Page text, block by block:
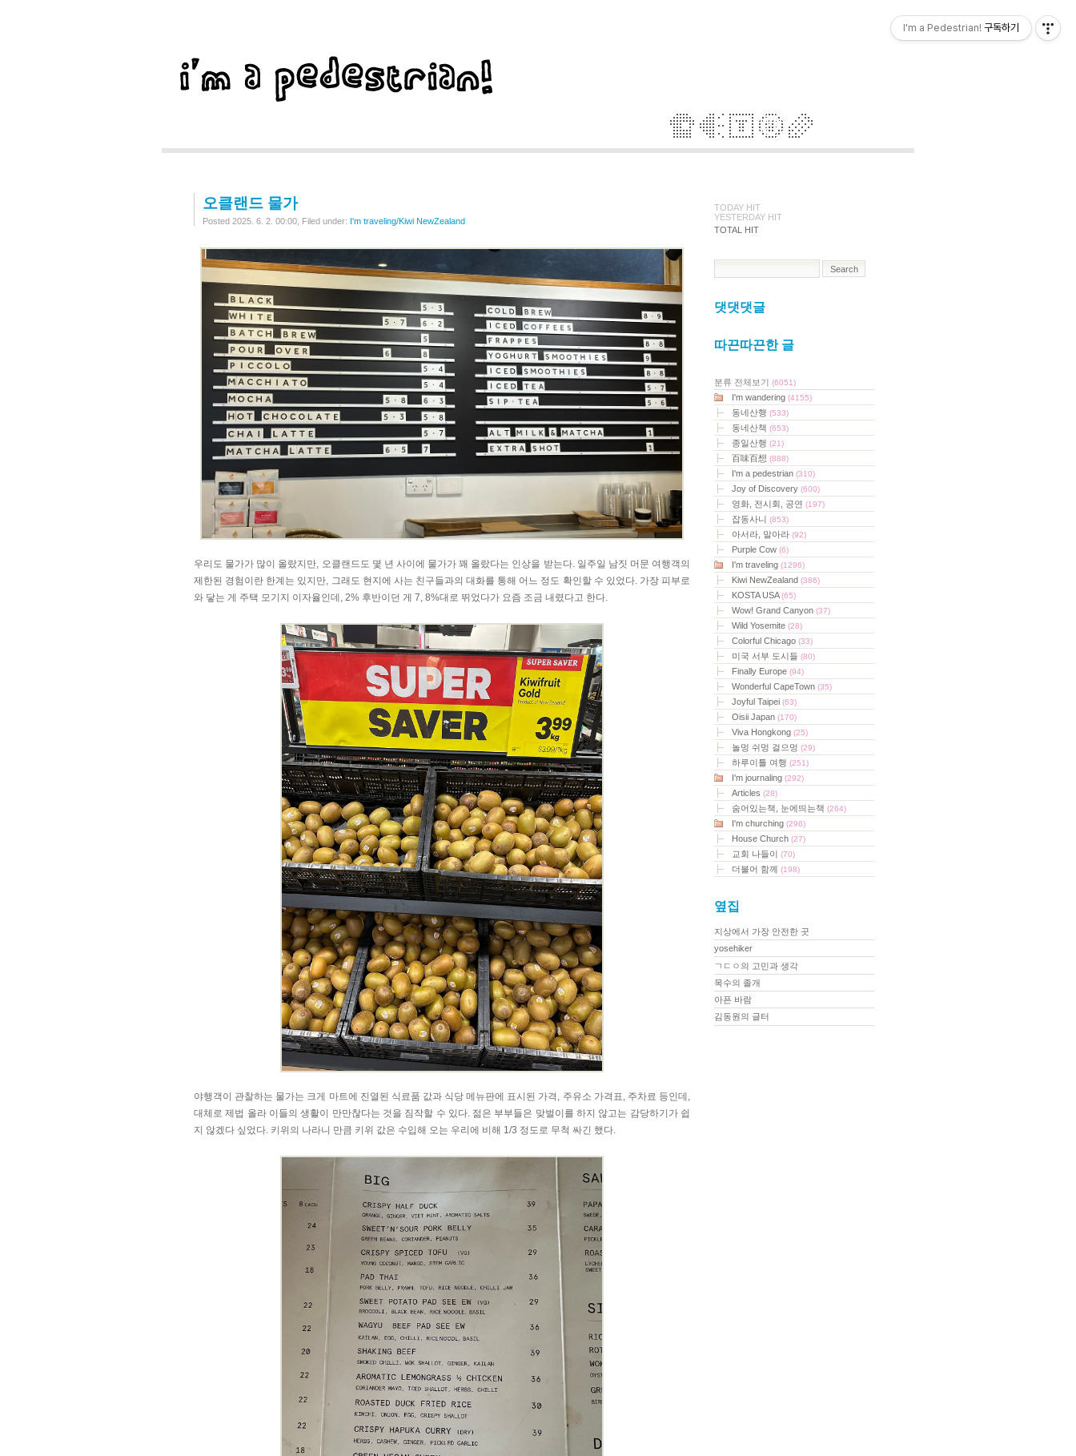
오클랜드 물가
Posted 2025. 6. 2. 00:00, Filed under: I'm traveling/Kiwi NewZealand
우리도 물가가 많이 올랐지만, 오클랜드도 몇 년 사이에 물가가 꽤 올랐다는 인상을 받는다. 일주일 남짓 머문 여행객의
제한된 경험이란 한계는 있지만, 그래도 현지에 사는 친구들과의 대화를 통해 어느 정도 확인할 수 있었다. 가장 피부로
와 닿는 게 주택 모기지 이자율인데, 2% 후반이던 게 7, 8%대로 뛰었다가 요즘 조금 내렸다고 한다.
야행객이 관찰하는 물가는 크게 마트에 진열된 식료품 값과 식당 메뉴판에 표시된 가격, 주유소 가격표, 주차료 등인데,
대체로 제법 올라 이들의 생활이 만만찮다는 것을 짐작할 수 있다. 젊은 부부들은 맞벌이를 하지 않고는 감당하기가 쉽
지 않겠다 싶었다. 키위의 나라니 만큼 키위 값은 수입해 오는 우리에 비해 1/3 정도로 무척 싸긴 했다.
TODAY HIT
YESTERDAY HIT
TOTAL HIT
댓댓댓글
따끈따끈한 글
분류 전체보기 (6051)
I'm wandering (4155)
동네산행 (533)
동네산책 (653)
종일산행 (21)
百味百想 (888)
I'm a pedestrian (310)
Joy of Discovery (600)
영화, 전시회, 공연 (197)
잡동사니 (853)
아서라, 말아라 (92)
Purple Cow (6)
I'm traveling (1296)
Kiwi NewZealand (386)
KOSTA USA(65)
Wow! Grand Canyon (37)
Wild Yosemite (28)
Colorful Chicago (33)
미국 서부 도시들 (80)
Finally Europe (94)
Wonderful CapeTown (35)
Joyful Taipei (63)
Oisii Japan (170)
Viva Hongkong (25)
놀멍 쉬멍 걸으멍 (29)
하루이틀 여행 (251)
I'm journaling (292)
Articles (28)
숨어있는책, 눈에띄는책 (264)
I'm churching (296)
House Church (27)
교회 나들이 (70)
더불어 함께 (198)
옆집
지상에서 가장 안전한 곳
yosehiker
ㄱㄷㅇ의 고민과 생각
목수의 졸개
아픈 바람
김동원의 글터
I'm a Pedestrian! 구독하기